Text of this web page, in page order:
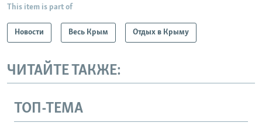
This item is part of
Новости Весь Крым Отдых в Крыму
ЧИТАЙТЕ ТАКЖЕ:
ТОП-ТЕМА